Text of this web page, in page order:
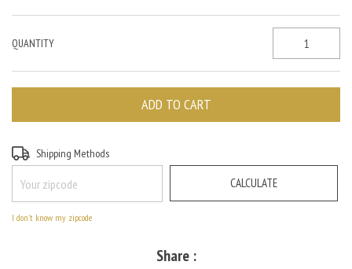
QUANTITY
Shipping for zipcode:
Shipping Methods
CALCULATE
I don't know my zipcode
Share :